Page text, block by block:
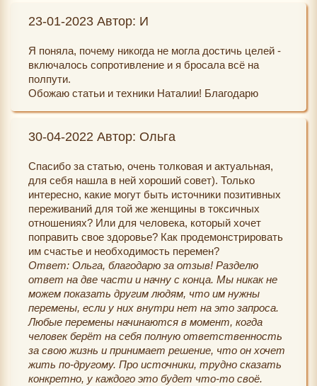
23-01-2023 Автор: И
Я поняла, почему никогда не могла достичь целей -
включалось сопротивление и я бросала всё на
полпути.
Обожаю статьи и техники Наталии! Благодарю
30-04-2022 Автор: Ольга
Спасибо за статью, очень толковая и актуальная,
для себя нашла в ней хороший совет). Только
интересно, какие могут быть источники позитивных
переживаний для той же женщины в токсичных
отношениях? Или для человека, который хочет
поправить свое здоровье? Как продемонстрировать
им счастье и необходимость перемен?
Ответ: Ольга, благодарю за отзыв! Разделю
ответ на две части и начну с конца. Мы никак не
можем показать другим людям, что им нужны
перемены, если у них внутри нет на это запроса.
Любые перемены начинаются в момент, когда
человек берёт на себя полную ответственность
за свою жизнь и принимает решение, что он хочет
жить по-другому. Про источники, трудно сказать
конкретно, у каждого это будет что-то своё.